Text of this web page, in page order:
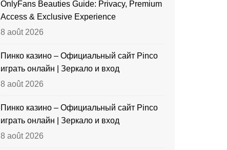
OnlyFans Beauties Guide: Privacy, Premium
Access & Exclusive Experience
8 août 2026
Пинко казино – Официальный сайт Pinco
играть онлайн | Зеркало и вход
8 août 2026
Пинко казино – Официальный сайт Pinco
играть онлайн | Зеркало и вход
8 août 2026